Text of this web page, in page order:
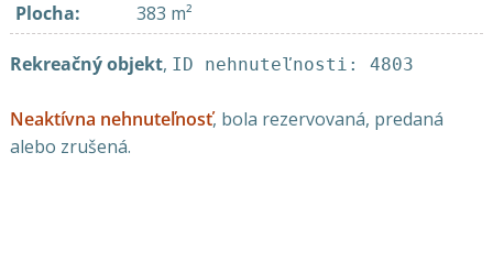
Plocha: 383 m²
Rekreačný objekt, ID nehnuteľnosti: 4803
Neaktívna nehnuteľnosť, bola rezervovaná, predaná
alebo zrušená.